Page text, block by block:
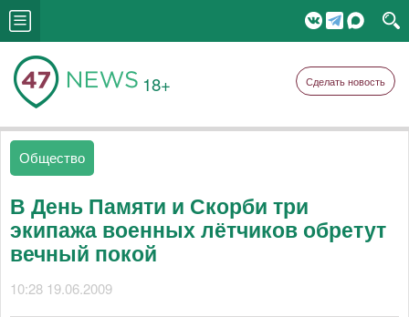
18+ Сделать новость
Общество
В День Памяти и Скорби три
экипажа военных лётчиков обретут
вечный покой
10:28 19.06.2009